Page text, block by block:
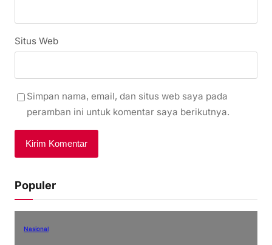
Situs Web
Simpan nama, email, dan situs web saya pada
peramban ini untuk komentar saya berikutnya.
Populer
Nasional